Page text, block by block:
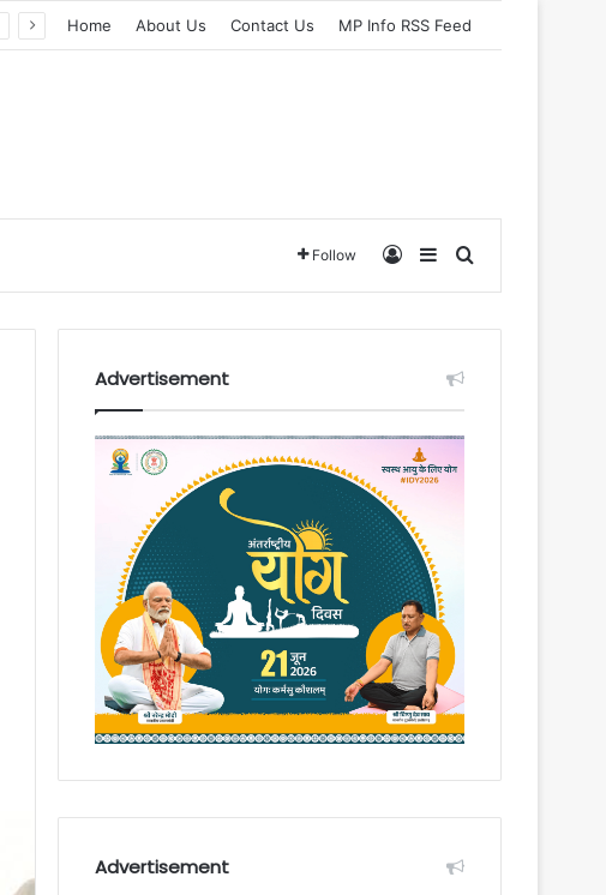
Home About Us Contact Us MP Info RSS Feed
Follow Log InSidebarSearch for
Advertisement
Advertisement